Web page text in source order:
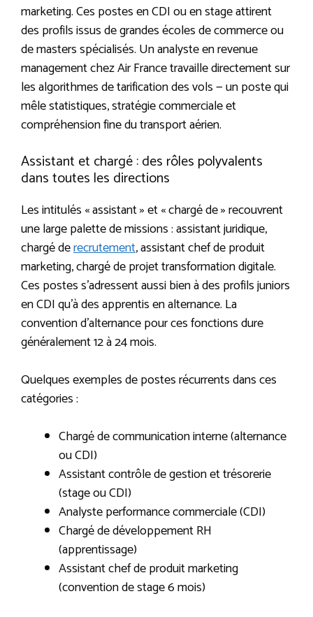
marketing. Ces postes en CDI ou en stage attirent
des profils issus de grandes écoles de commerce ou
de masters spécialisés. Un analyste en revenue
management chez Air France travaille directement sur
les algorithmes de tarification des vols — un poste qui
mêle statistiques, stratégie commerciale et
compréhension fine du transport aérien.
Assistant et chargé : des rôles polyvalents
dans toutes les directions
Les intitulés « assistant » et « chargé de » recouvrent
une large palette de missions : assistant juridique,
chargé derecrutement, assistant chef de produit
marketing, chargé de projet transformation digitale.
Ces postes s’adressent aussi bien à des profils juniors
en CDI qu’à des apprentis en alternance. La
convention d’alternance pour ces fonctions dure
généralement 12 à 24 mois.
Quelques exemples de postes récurrents dans ces
catégories :
Chargé de communication interne (alternance
ou CDI)
Assistant contrôle de gestion et trésorerie
(stage ou CDI)
Analyste performance commerciale (CDI)
Chargé de développement RH
(apprentissage)
Assistant chef de produit marketing
(convention de stage 6 mois)